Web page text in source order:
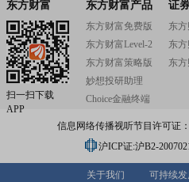
东方财富
扫一扫下载
APP
东方财富产品
东方财富免费版
东方财富Level-2
东方财富策略版
妙想投研助理
Choice金融终端
证
东
东
东
信息网络传播视听节目许可证
沪ICP证:沪B2-
关于我们 可持续发